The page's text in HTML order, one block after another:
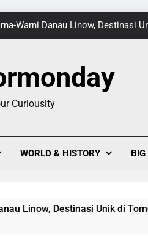
Warni Danau Linow, Destinasi
Curiousity
WORLD & HISTORY BIG
Destinasi Unik di Tomohon